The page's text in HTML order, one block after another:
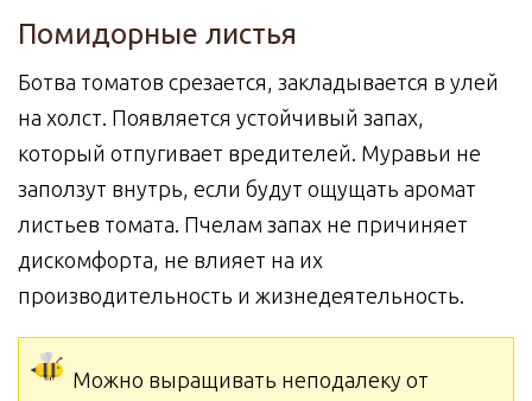
Помидорные листья
Ботва томатов срезается, закладывается в улей
на холст. Появляется устойчивый запах,
который отпугивает вредителей. Муравьи не
заползут внутрь, если будут ощущать аромат
листьев томата. Пчелам запах не причиняет
дискомфорта, не влияет на их
производительность и жизнедеятельность.
Можно выращивать неподалеку от